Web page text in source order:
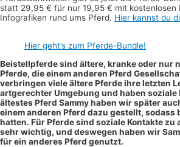
statt 29,95 € für nur 19,95 € mit kostenlosen
Infografiken rund ums Pferd. Hier kannst du
Hier geht’s zum Pferde-Bundle!
Beistellpferde sind ältere, kranke oder nur
Pferde, die einem anderen Pferd
verbringen viele ältere Pferde ihre letzten
artgerechter Umgebung und haben soziale
ältestes Pferd Sammy haben wir später
einem anderen Pferd dazu gestellt, sodass
hatten. Für Pferde sind soziale Kontakte zu
sehr wichtig, und deswegen haben wir
für ein anderes Pferd genutzt.